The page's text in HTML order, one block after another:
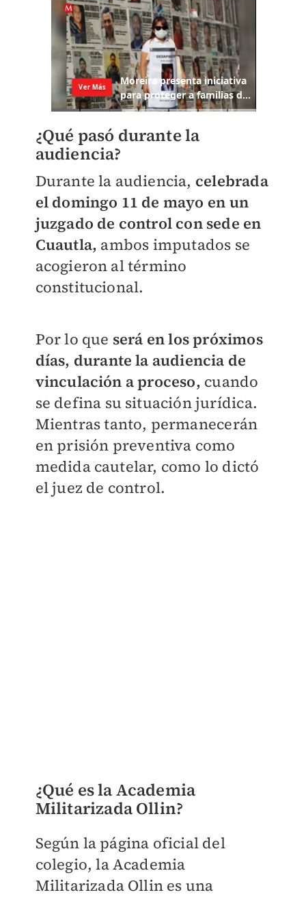
¿Qué pasó durante la
audiencia?
Durante la audiencia, celebrada
el domingo 11 de mayo en un
juzgado de control con sede en
Cuautla, ambos imputados se
acogieron al término
constitucional.
Por lo que será en los próximos
días, durante la audiencia de
vinculación a proceso, cuando
se defina su situación jurídica.
Mientras tanto, permanecerán
en prisión preventiva como
medida cautelar, como lo dictó
el juez de control.
¿Qué es la Academia
Militarizada Ollin?
Según la página oficial del
colegio, la Academia
Militarizada Ollin es una